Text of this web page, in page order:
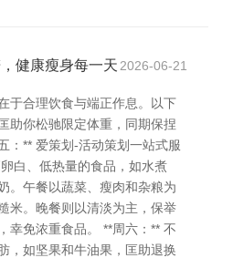
健康瘦身每一天 2026-06-21
于合理饮食与端正作息。以下
助你松驰限定体重，同期保捏
：** 爱策划-活动策划一站式服
白、低热量的食品，如水煮
。午餐以蔬菜、瘦肉和杂粮为
米。晚餐则以清淡为主，保举
幸免浓重食品。 **周六：** 不
，如坚果和牛油果，匡助退换